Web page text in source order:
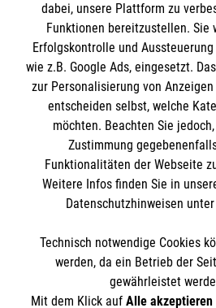
Downloads
Kontakt
Impressum
Datenschutz
Barrierefreiheit
Malteser online
Malteserorden
Malteser Jugend
Malteser International
Mediathek
Sharepoint
Spendenkonto
Empfänger: Malteser
BIC: GENODED 1PA7
Der Malteser Hilfsdienst e.V. ist
dabei, unsere Plattform zu
Funktionen bereitzustellen. Sie
Erfolgskontrolle und
wie z.B. Google Ads, eingesetzt.
zur Personalisierung von
entscheiden selbst, welche
möchten. Beachten Sie
Zustimmung
Funktionalitäten der Webseite
Weitere Infos finden Sie in
Datenschutzhinweisen
Technisch notwendige Cookies
werden, da ein Betrieb der
gewährleistet
Mit dem Klick auf Alle akzeptieren